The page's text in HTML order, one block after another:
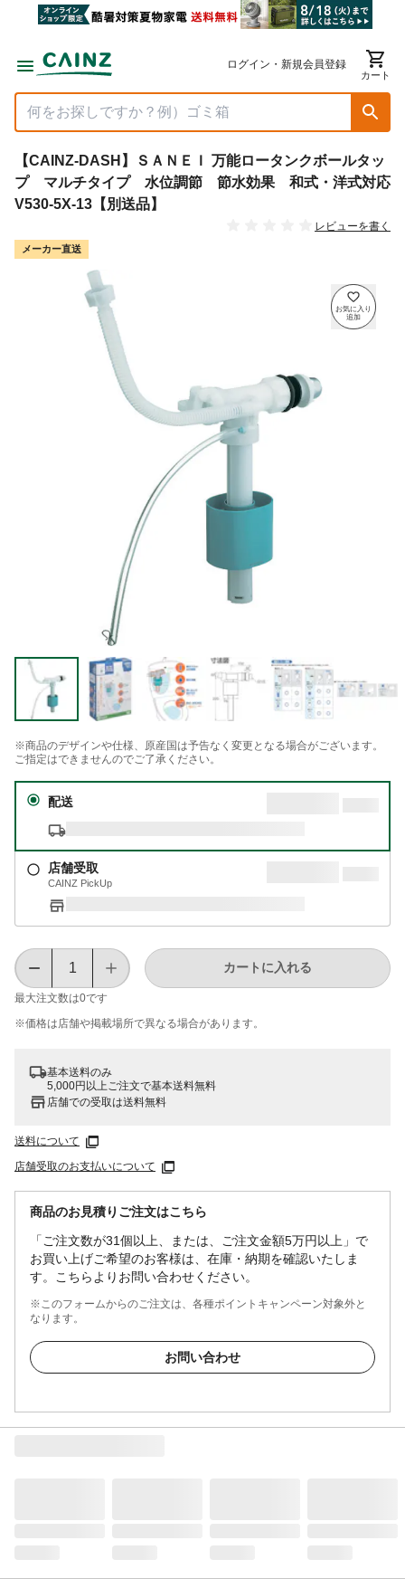
ログイン・新規会員登録
カート
【CAINZ-DASH】ＳＡＮＥＩ 万能ロータンクボールタッ
プ マルチタイプ 水位調節 節水効果 和式・洋式対応
V530-5X-13【別送品】
レビューを書く
メーカー直送
※商品のデザインや仕様、原産国は予告なく変更となる場合がございます。
ご指定はできませんのでご了承ください。
配送
店舗受取
CAINZ PickUp
最大注文数は0です
カートに入れる
※価格は​店舗や​掲載場所で​異なる​場合が​あります。
基本送料のみ
5,000円以上ご注文で基本送料無料
店舗での受取は送料無料
送料について
店舗受取のお支払いについて
商品のお見積りご注文はこちら
「ご注文数が31個以上、または、ご注文金額5万円以上」で
お買い上げご希望のお客様は、在庫・納期を確認いたしま
す。こちらよりお問い合わせください。
※このフォームからのご注文は、各種ポイントキャンペーン対象外と
なります。
お問い合わせ